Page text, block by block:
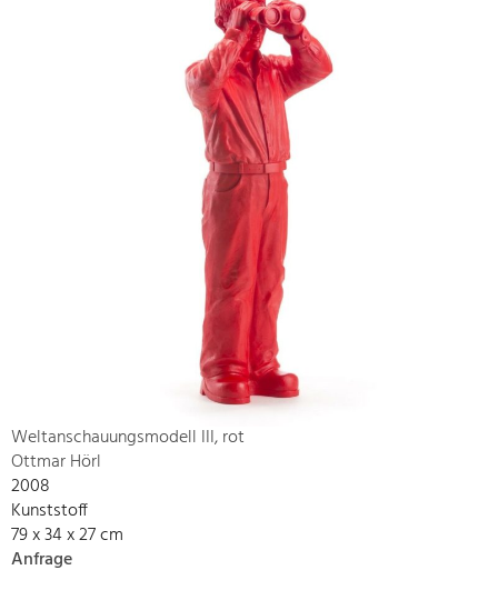
Weltanschauungsmodell III, rot
Ottmar Hörl
2008
Kunststoff
79 x 34 x 27 cm
Anfrage